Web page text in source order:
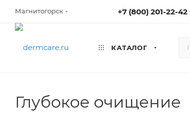
Магнитогорск +7 (800) 201-22-42
КАТАЛОГ
Глубокое очищение